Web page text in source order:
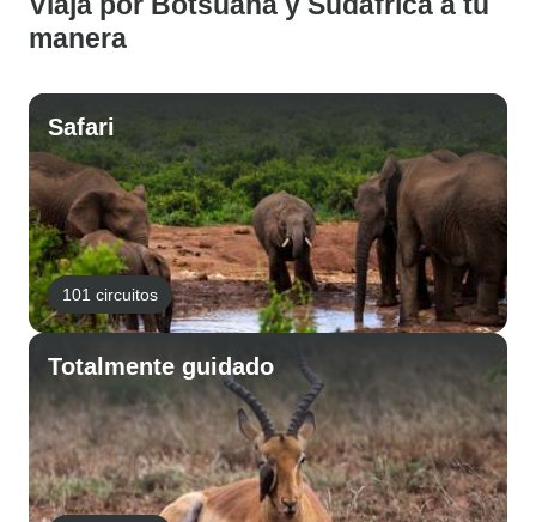
manera
Safari
101 circuitos
Totalmente guidado